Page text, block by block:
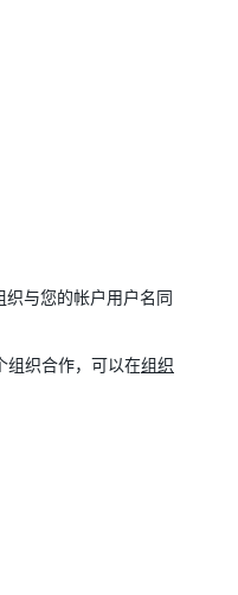
与您的帐户用户名同
组织合作，可以在组织